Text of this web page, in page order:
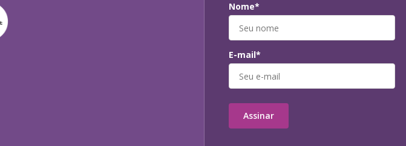
Nome*
E-mail*
Assinar